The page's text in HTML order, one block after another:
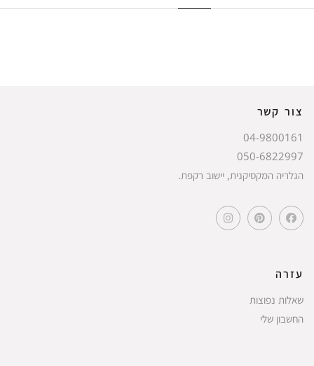
צור קשר
04-9800161
050-6822997
הגלריה המקסיקנית, יישוב רקפת.
עזרה
שאלות נפוצות
החשבון שלי